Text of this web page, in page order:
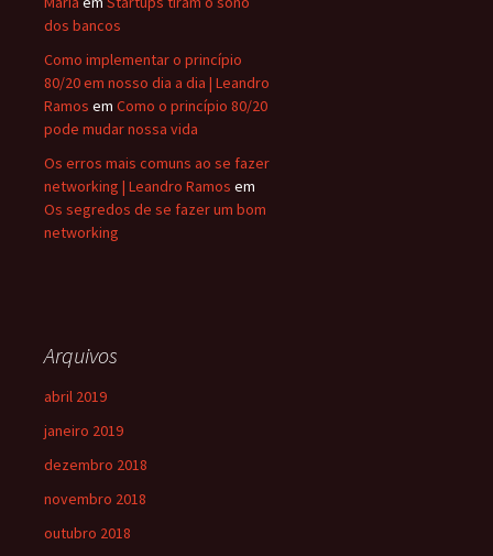
dos bancos
Como implementar o princípio
80/20 em nosso dia a dia | Leandro
Ramos em Como o princípio 80/20
pode mudar nossa vida
Os erros mais comuns ao se fazer
networking | Leandro Ramos em
Os segredos de se fazer um bom
networking
Arquivos
abril 2019
janeiro 2019
dezembro 2018
novembro 2018
outubro 2018